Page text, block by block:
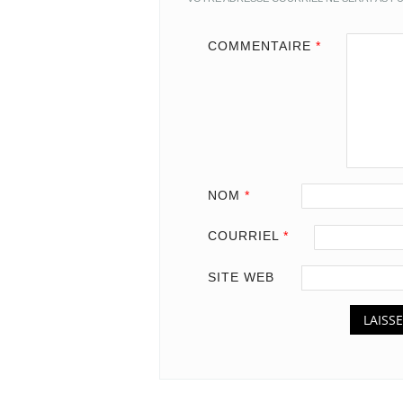
COMMENTAIRE *
NOM *
COURRIEL *
SITE WEB